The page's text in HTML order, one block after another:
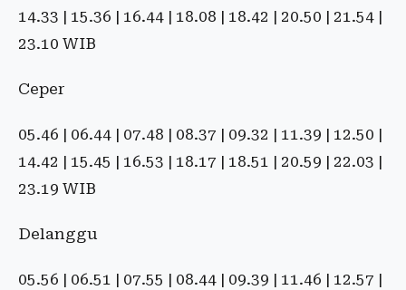
14.33 | 15.36 | 16.44 | 18.08 | 18.42 | 20.50 | 21.54 |
23.10 WIB
Ceper
05.46 | 06.44 | 07.48 | 08.37 | 09.32 | 11.39 | 12.50 |
14.42 | 15.45 | 16.53 | 18.17 | 18.51 | 20.59 | 22.03 |
23.19 WIB
Delanggu
05.56 | 06.51 | 07.55 | 08.44 | 09.39 | 11.46 | 12.57 |